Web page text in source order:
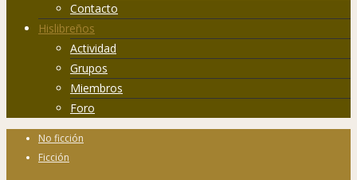
Contacto
Hislibreños
Actividad
Grupos
Miembros
Foro
No ficción
Ficción